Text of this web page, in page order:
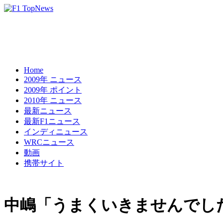
Home
2009年 ニュース
2009年 ポイント
2010年 ニュース
最新ニュース
最新F1ニュース
インディニュース
WRCニュース
動画
携帯サイト
中嶋「うまくいきませんでし